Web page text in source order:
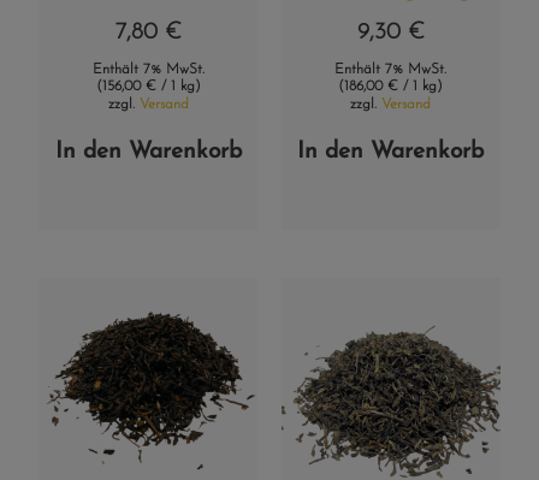
7,80 €
Enthält 7% MwSt.
(156,00 € / 1 kg)
zzgl. Versand
In den Warenkorb
9,30 €
Enthält 7% MwSt.
(186,00 € / 1 kg)
zzgl. Versand
In den Warenkorb